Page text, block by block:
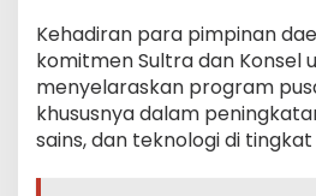
Kehadiran para pimpinan
komitmen Sultra dan Konsel
menyelaraskan program
khususnya dalam
sains, dan teknologi di